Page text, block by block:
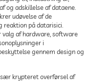
og adskillelse af dataene.
udøvelse af de
på datarisici.
valg af hardware, software
i
gennem design og
krypteret overførsel af